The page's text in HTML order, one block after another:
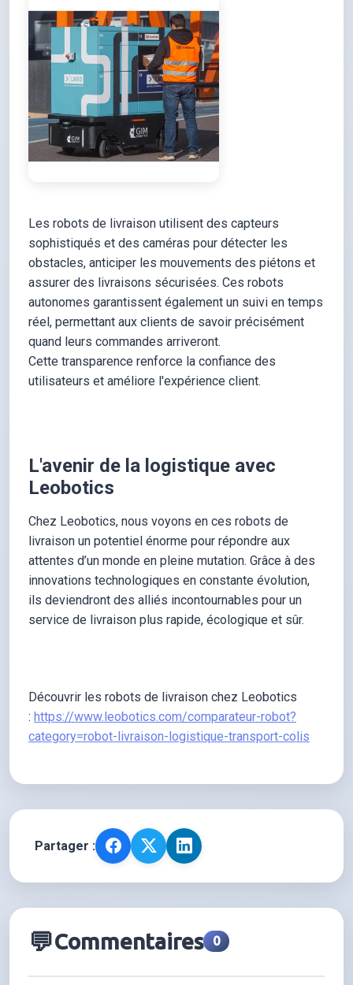
Les robots de livraison utilisent des capteurs
sophistiqués et des caméras pour détecter les
obstacles, anticiper les mouvements des piétons et
assurer des livraisons sécurisées. Ces robots
autonomes garantissent également un suivi en temps
réel, permettant aux clients de savoir précisément
quand leurs commandes arriveront.
Cette transparence renforce la confiance des
utilisateurs et améliore l'expérience client.
L'avenir de la logistique avec
Leobotics
Chez Leobotics, nous voyons en ces robots de
livraison un potentiel énorme pour répondre aux
attentes d’un monde en pleine mutation. Grâce à des
innovations technologiques en constante évolution,
ils deviendront des alliés incontournables pour un
service de livraison plus rapide, écologique et sûr.
Découvrir les robots de livraison chez Leobotics
: https://www.leobotics.com/comparateur-robot?
category=robot-livraison-logistique-transport-colis
Partager :
💬Commentaires 0